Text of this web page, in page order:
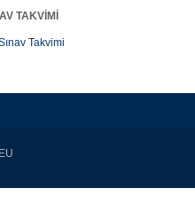
TAKVİMİ
Takvimi